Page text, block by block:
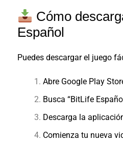
Cómo
Español
Puedes descargar el juego
Abre Google Play
Busca “BitLife
Descarga la
Comienza tu nueva